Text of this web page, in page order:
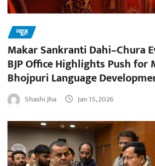
न्यूज़
Makar Sankranti Dahi–Chura
BJP Office Highlights Push
Bhojpuri Language
Shashi Jha Jan 15, 2026